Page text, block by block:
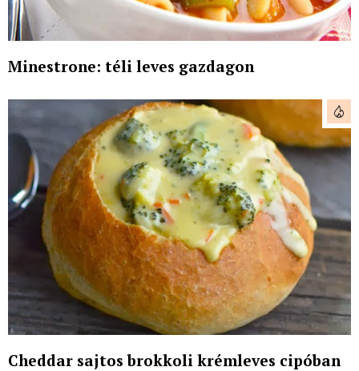
Minestrone: téli leves gazdagon
Cheddar sajtos brokkoli krémleves cipóban